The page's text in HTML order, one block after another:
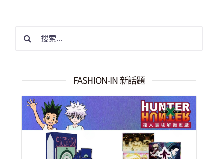
果：
FASHION-IN 新話題